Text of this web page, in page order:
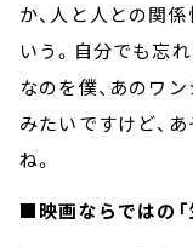
か、人と人との関
いう。自分でも忘
なのを僕、あのワ
みたいですけど、
ね。
■映画ならではの「